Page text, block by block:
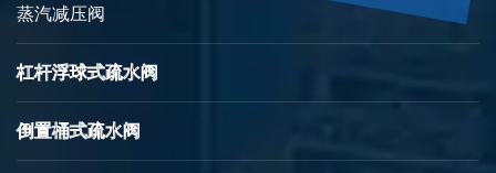
蒸汽减压阀
杠杆浮球式疏水阀
倒置桶式疏水阀